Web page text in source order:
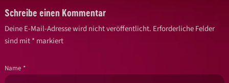
Schreibe einen Kommentar
Deine E-Mail-Adresse wird nicht veröffentlicht. Erforderliche Felder
sind mit*markiert
Name *